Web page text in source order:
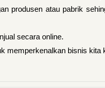
produsen atau pabrik
secara online.
memperkenalkan bisnis kita